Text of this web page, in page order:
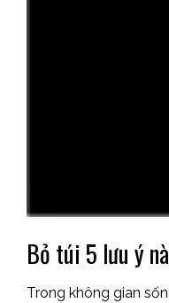
Bỏ túi 5 lưu ý
Trong không gian